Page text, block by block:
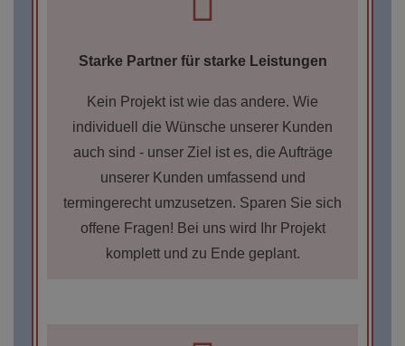
Starke Partner für starke Leistungen
Kein Projekt ist wie das andere. Wie
individuell die Wünsche unserer Kunden
auch sind - unser Ziel ist es, die Aufträge
unserer Kunden umfassend und
termingerecht umzusetzen. Sparen Sie sich
offene Fragen! Bei uns wird Ihr Projekt
komplett und zu Ende geplant.